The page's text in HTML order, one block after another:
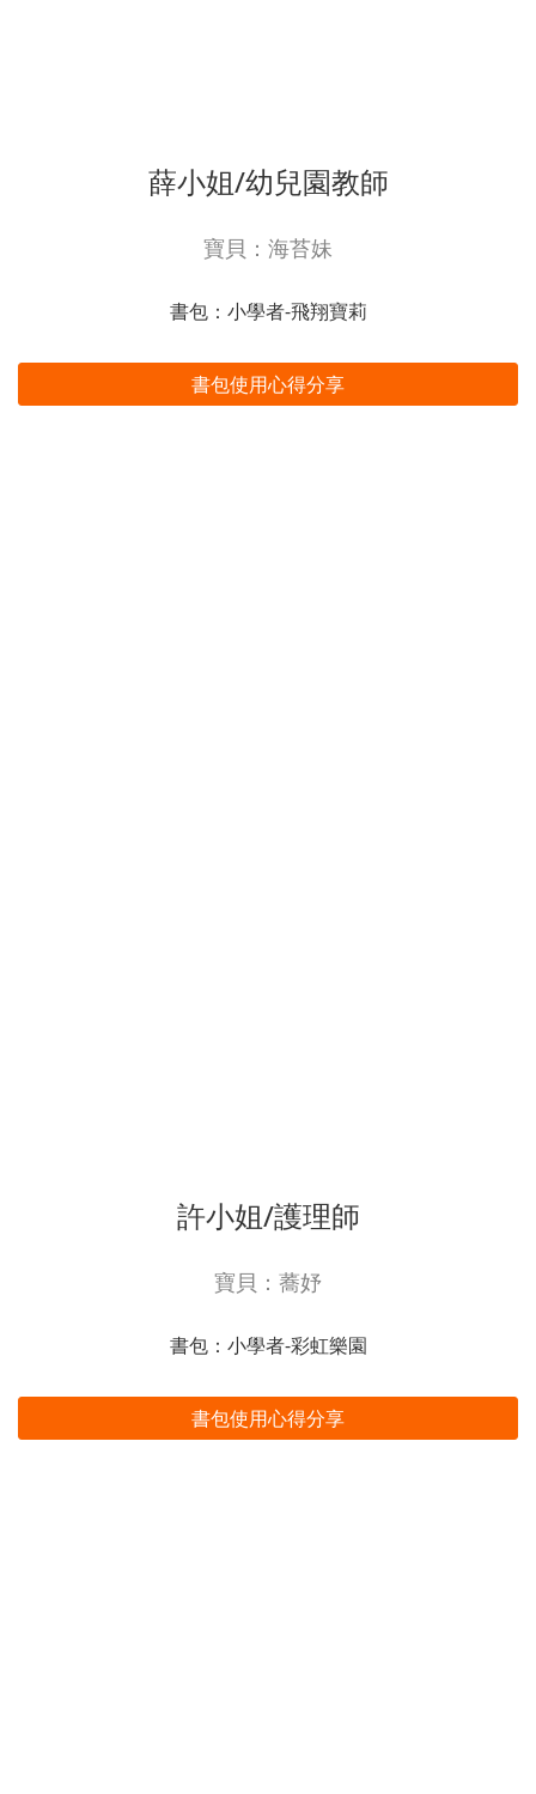
薛小姐/幼兒園教師
寶貝：海苔妹
書包：小學者-飛翔寶莉
書包使用心得分享
許小姐/護理師
寶貝：蕎妤
書包：小學者-彩虹樂園
書包使用心得分享